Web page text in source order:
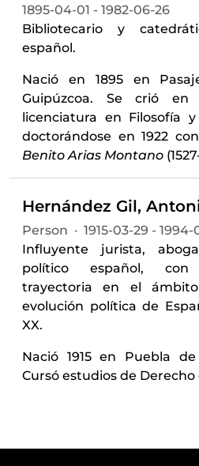
1895-04-01 - 1982-06-26
Bibliotecario y
español.
Nació en 1895 en
Guipúzcoa. Se crió en
licenciatura en Filosofía
doctorándose en 1922
Benito Arias Montano
Person · 1915-03-29 - 1994-
Influyente jurista,
político español,
trayectoria en el
evolución política de
XX.
Nació 1915 en Puebla
Cursó estudios de Derecho